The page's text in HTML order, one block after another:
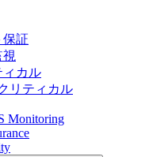
保証
ィカル
リティカル
Monitoring